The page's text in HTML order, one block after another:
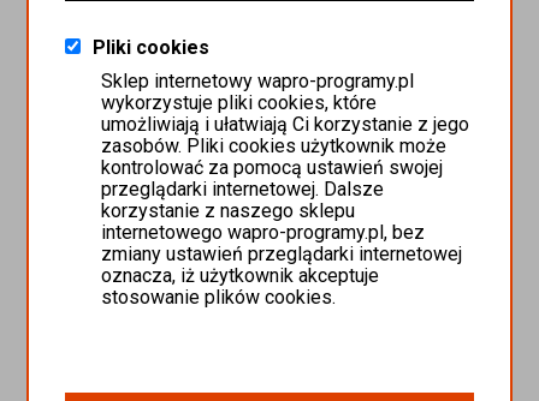
Adres e-mail
Nr telefonu
Pliki cookies
Sklep internetowy wapro-programy.pl
wykorzystuje pliki cookies, które
umożliwiają i ułatwiają Ci korzystanie z jego
zasobów. Pliki cookies użytkownik może
kontrolować za pomocą ustawień swojej
przeglądarki internetowej. Dalsze
korzystanie z naszego sklepu
internetowego wapro-programy.pl, bez
zmiany ustawień przeglądarki internetowej
oznacza, iż użytkownik akceptuje
stosowanie plików cookies.